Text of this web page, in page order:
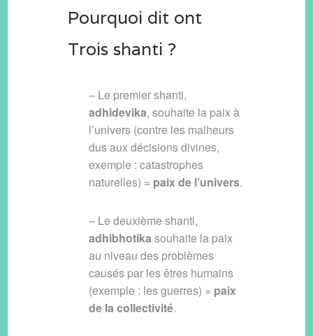
Pourquoi dit ont
Trois shanti ?
– Le premier shanti,
adhidevika, souhaite la paix à
l’univers (contre les malheurs
dus aux décisions divines,
exemple : catastrophes
naturelles) = paix de l’univers.
– Le deuxième shanti,
adhibhotika souhaite la paix
au niveau des problèmes
causés par les êtres humains
(exemple : les guerres) = paix
de la collectivité.